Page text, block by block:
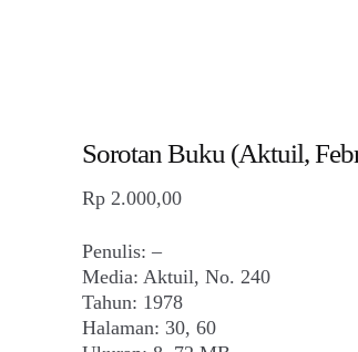
Sorotan Buku (Aktuil,
Rp2.000,00
Penulis: –
Media: Aktuil, No. 240
Tahun: 1978
Halaman: 30, 60